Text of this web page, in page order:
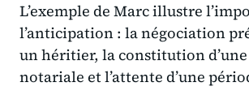
L’exemple de Marc illustre
l’anticipation : la négociation
un héritier, la constitution
notariale et l’attente d’une